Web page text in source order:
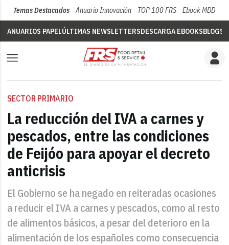
Temas Destacados Anuario Innovación TOP 100 FRS Ebook MDD
ANUARIOS PAPELÚLTIMAS NEWSLETTERSDESCARGA EBOOKSBLOGS
SECTOR PRIMARIO
La reducción del IVA a carnes y
pescados, entre las condiciones
de Feijóo para apoyar el decreto
anticrisis
El Gobierno se ha negado en reiteradas ocasiones
a reducir el IVA a carnes y pescados, como al resto
de alimentos básicos, a pesar del deterioro en la
alimentación de los españoles como consecuencia